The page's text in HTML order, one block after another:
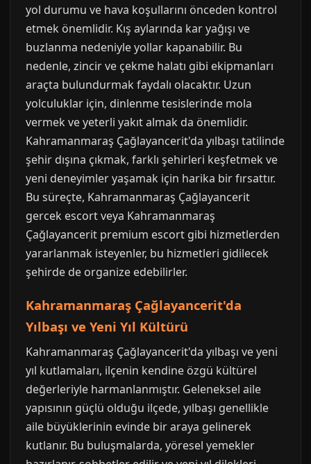
yol durumu ve hava koşullarını önceden kontrol
etmek önemlidir. Kış aylarında kar yağışı ve
buzlanma nedeniyle yollar kapanabilir. Bu
nedenle, zincir ve çekme halatı gibi ekipmanları
araçta bulundurmak faydalı olacaktır. Uzun
yolculuklar için, dinlenme tesislerinde mola
vermek ve yeterli yakıt almak da önemlidir.
Kahramanmaraş Çağlayancerit'da yılbaşı tatilinde
şehir dışına çıkmak, farklı şehirleri keşfetmek ve
yeni deneyimler yaşamak için harika bir fırsattır.
Bu süreçte, Kahramanmaraş Çağlayancerit
gercek escort veya Kahramanmaraş
Çağlayancerit premium escort gibi hizmetlerden
yararlanmak isteyenler, bu hizmetleri gidilecek
şehirde de organize edebilirler.
Kahramanmaraş Çağlayancerit'da
Yılbaşı ve Yeni Yıl Kültürü
Kahramanmaraş Çağlayancerit'da yılbaşı ve yeni
yıl kutlamaları, ilçenin kendine özgü kültürel
değerleriyle harmanlanmıştır. Geleneksel aile
yapısının güçlü olduğu ilçede, yılbaşı genellikle
aile büyüklerinin evinde bir araya gelinerek
kutlanır. Bu buluşmalarda, yöresel yemekler